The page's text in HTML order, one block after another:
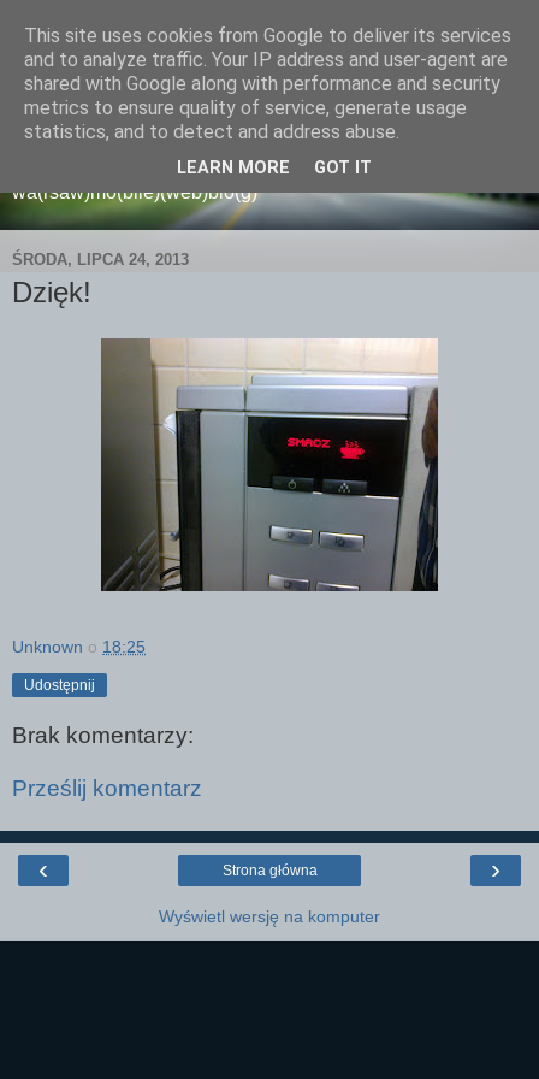
wamoblo
wa(rsaw)mo(bile)(web)blo(g)
ŚRODA, LIPCA 24, 2013
Dzięk!
Unknown o 18:25
Udostępnij
Brak komentarzy:
Prześlij komentarz
‹ ›
Strona główna
Wyświetl wersję na komputer
This site uses cookies from Google to deliver its services
and to analyze traffic. Your IP address and user-agent are
shared with Google along with performance and security
metrics to ensure quality of service, generate usage
statistics, and to detect and address abuse.
LEARN MORE GOT IT